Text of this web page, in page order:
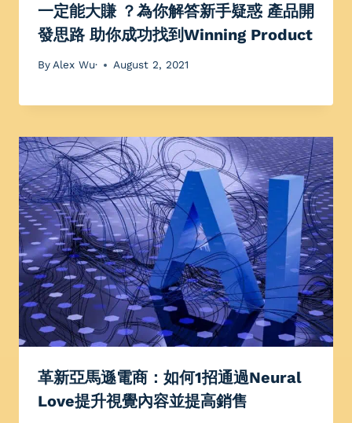
一定能大賺 ？為你解答新手疑惑 產品開
發思路 助你成功找到Winning Product
ByAlex Wu· August 2, 2021
革新亞馬遜電商：如何1招通過Neural
Love提升視覺內容並提高銷售